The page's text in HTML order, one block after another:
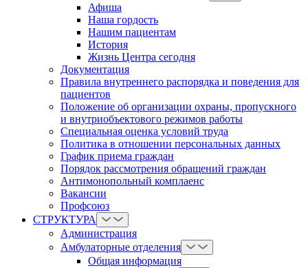
Афиша
Наша гордость
Нашим пациентам
История
Жизнь Центра сегодня
Документация
Правила внутреннего распорядка и поведения для
пациентов
Положение об организации охраны, пропускного
и внутриобъектового режимов работы
Cпециальная оценка условий труда
Политика в отношении персональных данных
График приема граждан
Порядок рассмотрения обращений граждан
Антимонопольный комплаенс
Вакансии
Профсоюз
СТРУКТУРА
Администрация
Амбулаторные отделения
Общая информация